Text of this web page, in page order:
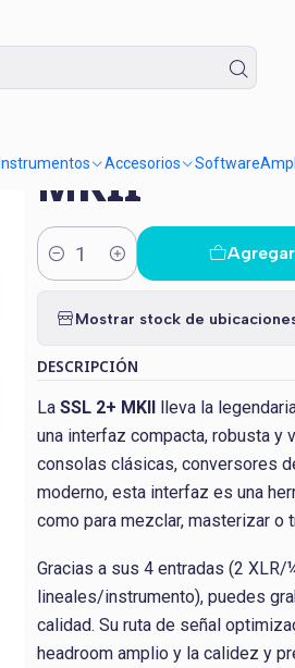
Instrumentos Accesorios Software
Interfaz
MKII
Cantidad
Mostrar stock de
DESCRIPCIÓN
La SSL 2+ MKII lleva la
una interfaz compacta, robusta y
consolas clásicas, conversores
moderno, esta interfaz es una
como para mezclar, masterizar o
Gracias a sus 4 entradas (2
lineales/instrumento), puedes
calidad. Su ruta de señal
headroom amplio y la calidez y